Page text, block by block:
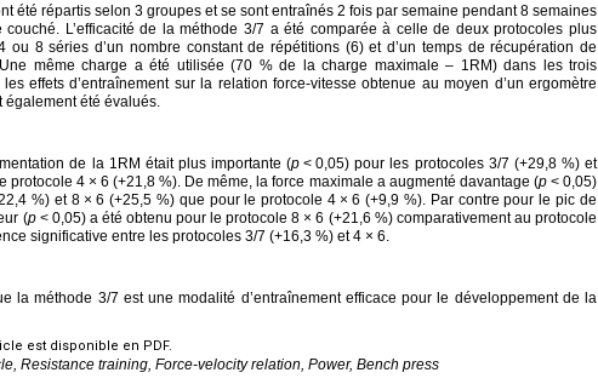
été répartis selon 3 groupes et se sont entraînés 2 fois par semaine pendant 8 semaines
couché. L’efficacité de la méthode 3/7 a été comparée à celle de deux protocoles plus
ou 8 séries d’un nombre constant de répétitions (6) et d’un temps de récupération de
même charge a été utilisée (70 % de la charge maximale – 1RM) dans les trois
effets d’entraînement sur la relation force-vitesse obtenue au moyen d’un ergomètre
été évalués.
de la 1RM était plus importante (p < 0,05) pour les protocoles 3/7 (+29,8 %) et
protocole 4 × 6 (+21,8 %). De même, la force maximale a augmenté davantage (p < 0,05)
%) et 8 × 6 (+25,5 %) que pour le protocole 4 × 6 (+9,9 %). Par contre pour le pic de
(p < 0,05) a été obtenu pour le protocole 8 × 6 (+21,6 %) comparativement au protocole
significative entre les protocoles 3/7 (+16,3 %) et 4 × 6.
la méthode 3/7 est une modalité d’entraînement efficace pour le développement de la
est disponible en PDF.
Resistance training, Force-velocity relation, Power, Bench press